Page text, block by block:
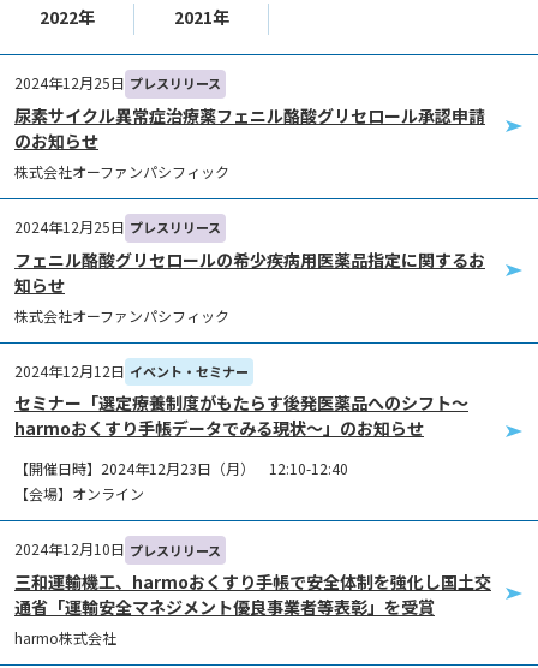
2022年
2021年
2024年12月25日 プレスリリース
尿素サイクル異常症治療薬フェニル酪酸グリセロール承認申請
のお知らせ
株式会社オーファンパシフィック
2024年12月25日 プレスリリース
フェニル酪酸グリセロールの希少疾病用医薬品指定に関するお
知らせ
株式会社オーファンパシフィック
2024年12月12日 イベント・セミナー
セミナー「選定療養制度がもたらす後発医薬品へのシフト～
harmoおくすり手帳データでみる現状～」のお知らせ
【開催日時】2024年12月23日（月） 12:10-12:40
【会場】オンライン
2024年12月10日 プレスリリース
三和運輸機工、harmoおくすり手帳で安全体制を強化し国土交
通省「運輸安全マネジメント優良事業者等表彰」を受賞
harmo株式会社